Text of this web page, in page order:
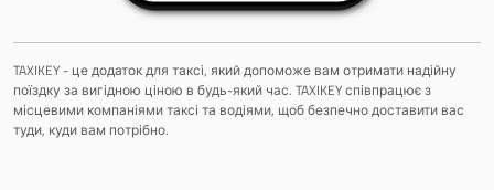
TAXIKEY - це додаток для таксі, який допоможе вам отримати надійну
поїздку за вигідною ціною в будь-який час. TAXIKEY співпрацює з
місцевими компаніями таксі та водіями, щоб безпечно доставити вас
туди, куди вам потрібно.